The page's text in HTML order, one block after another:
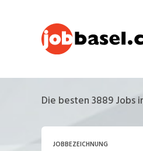
Die besten 3889 Jobs
JOBBEZEICHNUNG